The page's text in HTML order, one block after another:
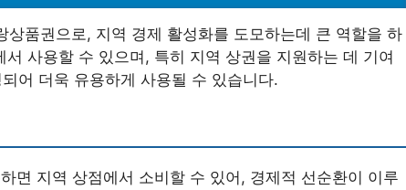
상품권으로, 지역 경제 활성화를 도모하는데 큰 역할을 하
사용할 수 있으며, 특히 지역 상권을 지원하는 데 기여
어 더욱 유용하게 사용될 수 있습니다.
면 지역 상점에서 소비할 수 있어, 경제적 선순환이 이루